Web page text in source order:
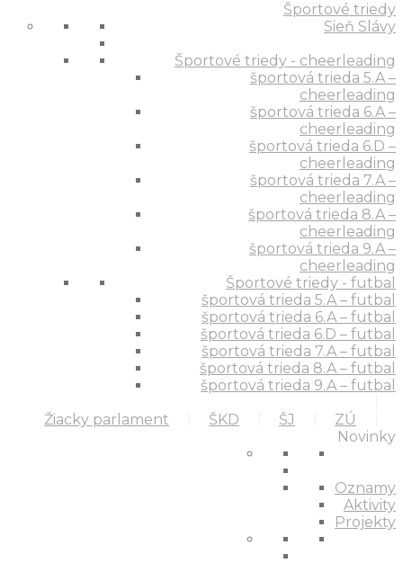
Športové triedy
Sieň Slávy
Športové triedy - cheerleading
športová trieda 5.A –
cheerleading
športová trieda 6.A –
cheerleading
športová trieda 6.D –
cheerleading
športová trieda 7.A –
cheerleading
športová trieda 8.A –
cheerleading
športová trieda 9.A –
cheerleading
Športové triedy - futbal
športová trieda 5.A – futbal
športová trieda 6.A – futbal
športová trieda 6.D – futbal
športová trieda 7.A – futbal
športová trieda 8.A – futbal
športová trieda 9.A – futbal
Žiacky parlament
ŠKD ŠJ
ZÚ
Novinky
Oznamy
Aktivity
Projekty